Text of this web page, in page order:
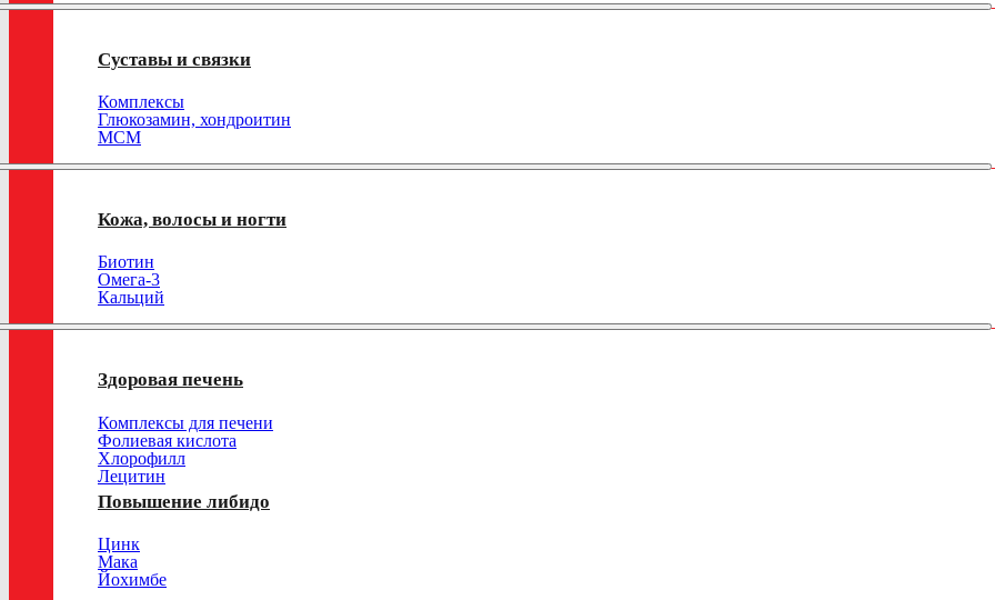
Суставы и связки
Комплексы
Глюкозамин, хондроитин
МСМ
Кожа, волосы и ногти
Биотин
Омега-3
Кальций
Здоровая печень
Комплексы для печени
Фолиевая кислота
Хлорофилл
Лецитин
Повышение либидо
Цинк
Мака
Йохимбе